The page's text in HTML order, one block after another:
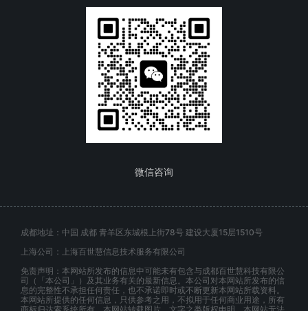
微信咨询
成都地址：中国 成都 青羊区东城根上街78号 建设大厦15层1510号
上海公司：上海百世慧信息技术服务有限公司
免责声明：本网站所发布的信息中可能未有包含与成都百世慧科技有限公
司（「本公司」）及其业务有关的最新信息。本公司对本网站所发布的信
息的完整性不承担任何责任，也不承诺即时或不断更新本网站所载资料。
本网站所提供的任何信息，只供参考之用，不拟用于任何商业用途，所有
商标归达索系统所有。本网站转载图片、文字之类版权申明，本网站无法